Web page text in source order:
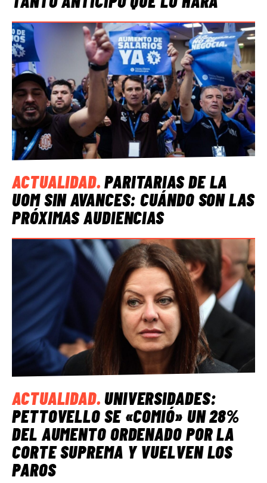
ACTUALIDAD.PARITARIAS DE LA
UOM SIN AVANCES: CUÁNDO SON LAS
PRÓXIMAS AUDIENCIAS
ACTUALIDAD.UNIVERSIDADES:
PETTOVELLO SE «COMIÓ» UN 28%
DEL AUMENTO ORDENADO POR LA
CORTE SUPREMA Y VUELVEN LOS
PAROS